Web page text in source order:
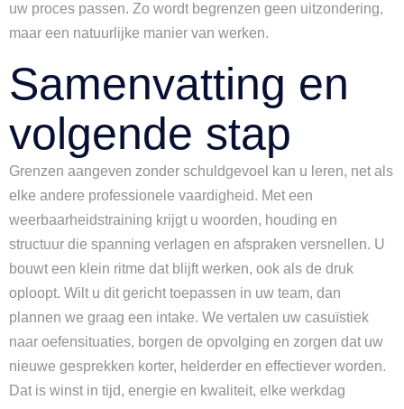
uw proces passen. Zo wordt begrenzen geen uitzondering,
maar een natuurlijke manier van werken.
Samenvatting en
volgende stap
Grenzen aangeven zonder schuldgevoel kan u leren, net als
elke andere professionele vaardigheid. Met een
weerbaarheidstraining krijgt u woorden, houding en
structuur die spanning verlagen en afspraken versnellen. U
bouwt een klein ritme dat blijft werken, ook als de druk
oploopt. Wilt u dit gericht toepassen in uw team, dan
plannen we graag een intake. We vertalen uw casuïstiek
naar oefensituaties, borgen de opvolging en zorgen dat uw
nieuwe gesprekken korter, helderder en effectiever worden.
Dat is winst in tijd, energie en kwaliteit, elke werkdag